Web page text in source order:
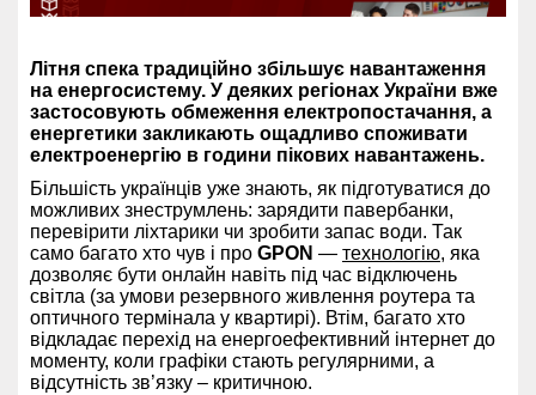
Літня спека традиційно збільшує навантаження
на енергосистему. У деяких регіонах України вже
застосовують обмеження електропостачання, а
енергетики закликають ощадливо споживати
електроенергію в години пікових навантажень.
Більшість українців уже знають, як підготуватися до
можливих знеструмлень: зарядити павербанки,
перевірити ліхтарики чи зробити запас води. Так
само багато хто чув і про GPON — технологію, яка
дозволяє бути онлайн навіть під час відключень
світла (за умови резервного живлення роутера та
оптичного термінала у квартирі). Втім, багато хто
відкладає перехід на енергоефективний інтернет до
моменту, коли графіки стають регулярними, а
відсутність зв’язку – критичною.